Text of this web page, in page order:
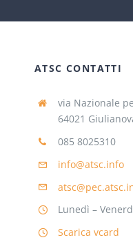
ATSC CONTATTI
via Nazionale
64021
085 8025310
info@atsc.info
Lunedì –
Scarica vcard